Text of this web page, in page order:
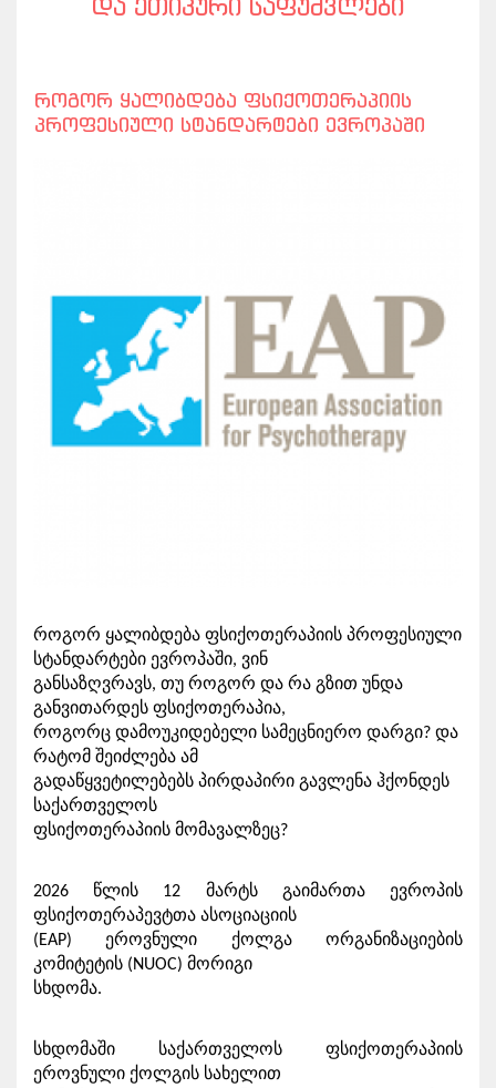
ᲓᲐ ᲔᲗᲘᲙᲣᲠᲘ ᲡᲐᲤᲣᲫᲕᲚᲔᲑᲘ
როგორ ყალიბდება ფსიქოთერაპიის
პროფესიული სტანდარტები ევროპაში
როგორ ყალიბდება ფსიქოთერაპიის პროფესიული
სტანდარტები ევროპაში, ვინ
განსაზღვრავს, თუ როგორ და რა გზით უნდა
განვითარდეს ფსიქოთერაპია,
როგორც დამოუკიდებელი სამეცნიერო დარგი? და
რატომ შეიძლება ამ
გადაწყვეტილებებს პირდაპირი გავლენა ჰქონდეს
საქართველოს
ფსიქოთერაპიის მომავალზეც?
2026 წლის 12 მარტს გაიმართა ევროპის
ფსიქოთერაპევტთა ასოციაციის
(EAP) ეროვნული ქოლგა ორგანიზაციების
კომიტეტის (NUOC) მორიგი
სხდომა.
სხდომაში საქართველოს ფსიქოთერაპიის
ეროვნული ქოლგის სახელით